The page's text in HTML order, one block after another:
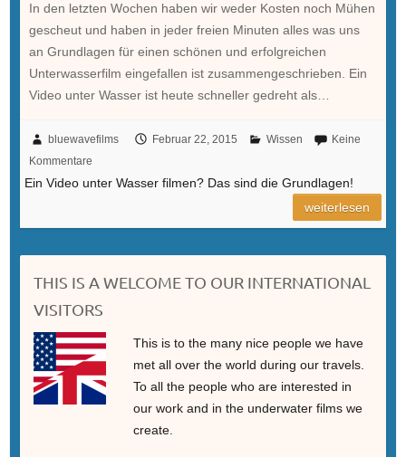
In den letzten Wochen haben wir weder Kosten noch Mühen
gescheut und haben in jeder freien Minuten alles was uns
an Grundlagen für einen schönen und erfolgreichen
Unterwasserfilm eingefallen ist zusammengeschrieben. Ein
Video unter Wasser ist heute schneller gedreht als…
bluewavefilms Februar 22, 2015 Wissen
Keine
Kommentare
Ein Video unter Wasser filmen? Das sind die Grundlagen!
weiterlesen
THIS IS A WELCOME TO OUR INTERNATIONAL
VISITORS
This is to the many nice people we have
met all over the world during our travels.
To all the people who are interested in
our work and in the underwater films we
create.